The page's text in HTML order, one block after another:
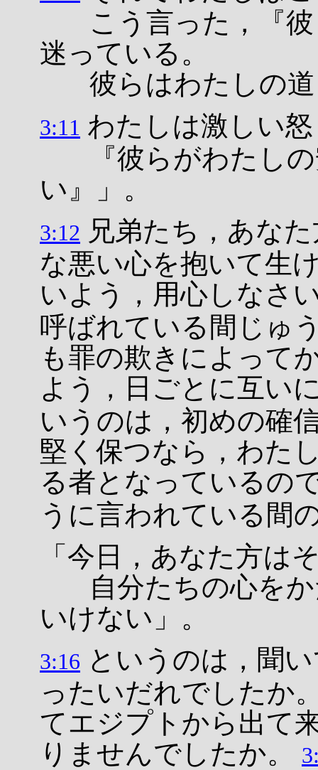
こう言った，『彼
迷っている。
彼らはわたしの道
3:11 わたしは激しい
『彼らがわたしの
い』」。
3:12 兄弟たち，あな
な悪い心を抱いて生
いよう，用心しなさ
呼ばれている間じゅ
も罪の欺きによって
よう，日ごとに互い
いうのは，初めの確
堅く保つなら，わた
る者となっているの
うに言われている間
「今日，あなた方は
自分たちの心をか
いけない」。
3:16 というのは，聞
ったいだれでしたか
てエジプトから出て
りませんでしたか。